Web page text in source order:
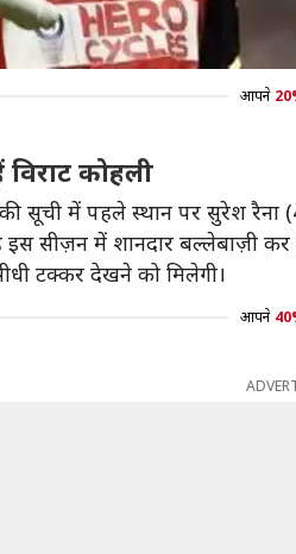
कोहली दूसरे नंबर पर हैं। इस
आपने
कोहली
सूची में पहले स्थान पर सुरेश रैना
सीज़न में शानदार बल्लेबाज़ी
टक्कर देखने को मिलेगी।
आपने